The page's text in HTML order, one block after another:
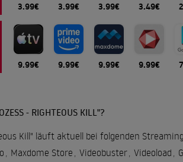
3.99€ 3.99€ 3.99€ 3.49€
9.99€ 9.99€ 9.99€ 9.99€
- RIGHTEOUS KILL"?
Kill" läuft aktuell bei folgenden
, Maxdome Store , Videobuster, Videoload ,